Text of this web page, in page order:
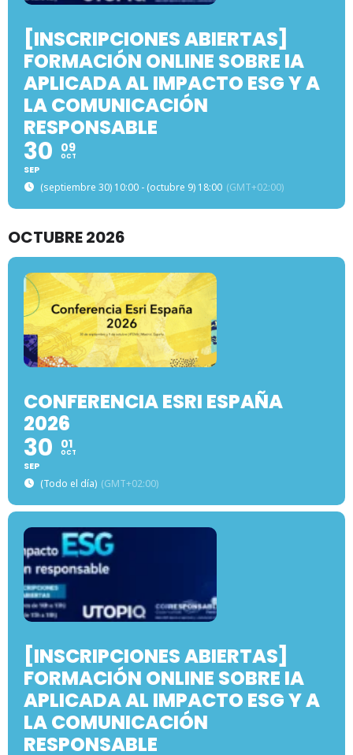
[INSCRIPCIONES ABIERTAS]
FORMACIÓN ONLINE SOBRE IA
APLICADA AL IMPACTO ESG Y A
LA COMUNICACIÓN
RESPONSABLE
30
SEP
09
OCT
(septiembre 30) 10:00 - (octubre 9) 18:00 (GMT+02:00)
OCTUBRE 2026
CONFERENCIA ESRI ESPAÑA
2026
30
SEP
01
OCT
(Todo el día) (GMT+02:00)
[INSCRIPCIONES ABIERTAS]
FORMACIÓN ONLINE SOBRE IA
APLICADA AL IMPACTO ESG Y A
LA COMUNICACIÓN
RESPONSABLE